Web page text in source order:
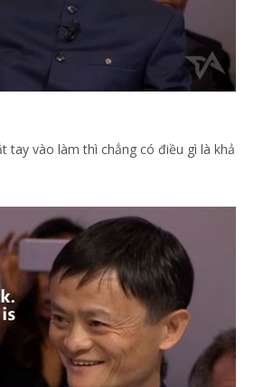
tay vào làm thì chẳng có điều gì là khả